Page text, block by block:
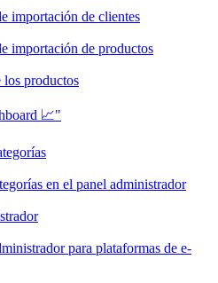
importación de clientes
importación de productos
los productos
📈"
en el panel administrador
para plataformas de e-